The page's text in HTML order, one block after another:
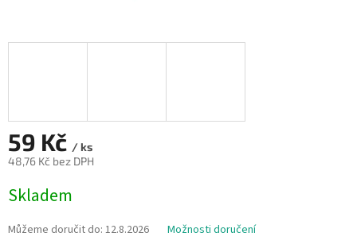
59 Kč / ks
48,76 Kč bez DPH
cena:
Skladem
Můžeme doručit do: 12.8.2026 Možnosti doručení